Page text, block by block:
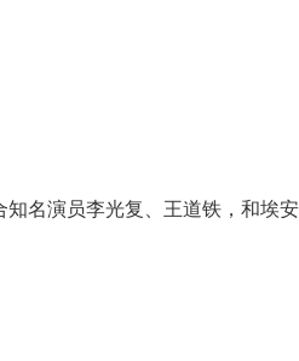
知名演员李光复、王道铁，和埃